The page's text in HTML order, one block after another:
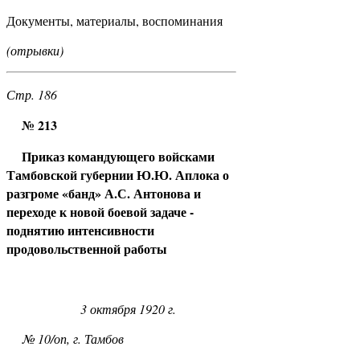
Документы, материалы, воспоминания
(отрывки)
Стр. 186
№ 213
Приказ командующего войсками
Тамбовской губернии Ю.Ю. Аплока о
разгроме «банд» А.С. Антонова и
переходе к новой боевой задаче -
поднятию интенсивности
продовольственной работы
3 октября 1920 г.
№ 10/оп, г. Тамбов